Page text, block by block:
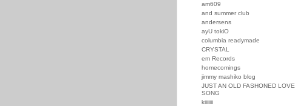
am609
and summer club
andersens
ayU tokiO
columbia readymade
CRYSTAL
em Records
homecomings
jimmy mashiko blog
JUST AN OLD FASHONED LOVE
SONG
kiiiiiii